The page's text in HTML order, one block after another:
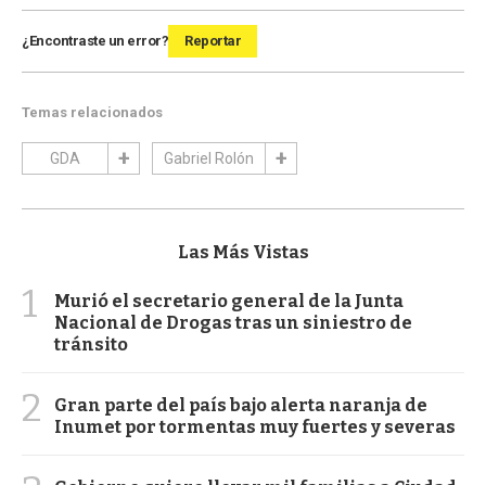
¿Encontraste un error? Reportar
Temas relacionados
GDA Gabriel Rolón
Las Más Vistas
1
Murió el secretario general de la Junta
Nacional de Drogas tras un siniestro de
tránsito
2
Gran parte del país bajo alerta naranja de
Inumet por tormentas muy fuertes y severas